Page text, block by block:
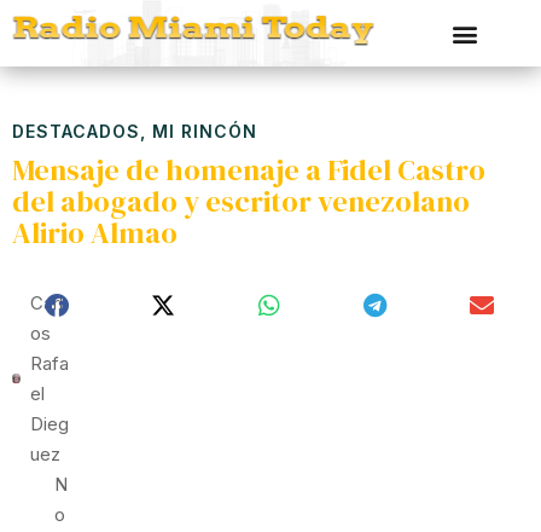
DESTACADOS MI RINCÓN
Mensaje de homenaje a Fidel Castro
del abogado y escritor venezolano
Alirio Almao
Carl
Os
Rafa
El
Dieg
Uez
N
O